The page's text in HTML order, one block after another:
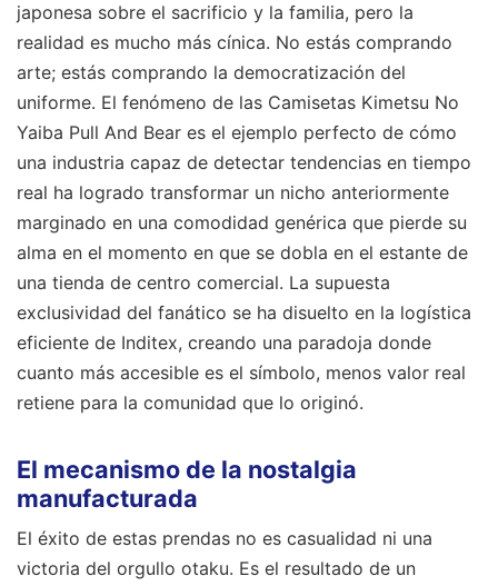
japonesa sobre el sacrificio y la familia, pero la
realidad es mucho más cínica. No estás comprando
arte; estás comprando la democratización del
uniforme. El fenómeno de las Camisetas Kimetsu No
Yaiba Pull And Bear es el ejemplo perfecto de cómo
una industria capaz de detectar tendencias en tiempo
real ha logrado transformar un nicho anteriormente
marginado en una comodidad genérica que pierde su
alma en el momento en que se dobla en el estante de
una tienda de centro comercial. La supuesta
exclusividad del fanático se ha disuelto en la logística
eficiente de Inditex, creando una paradoja donde
cuanto más accesible es el símbolo, menos valor real
retiene para la comunidad que lo originó.
El mecanismo de la nostalgia
manufacturada
El éxito de estas prendas no es casualidad ni una
victoria del orgullo otaku. Es el resultado de un